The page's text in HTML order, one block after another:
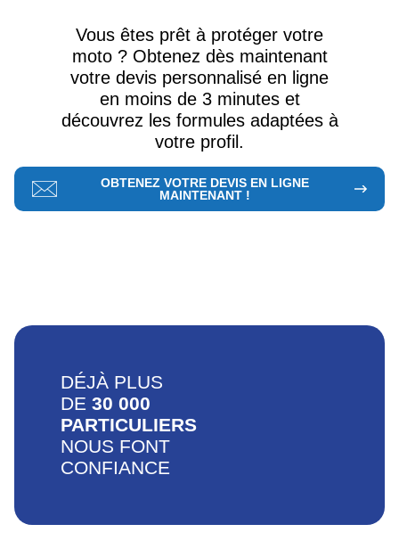
Vous êtes prêt à protéger votre
moto ? Obtenez dès maintenant
votre devis personnalisé en ligne
en moins de 3 minutes et
découvrez les formules adaptées à
votre profil.
OBTENEZ VOTRE DEVIS EN LIGNE
MAINTENANT !
DÉJÀ PLUS
DE 30 000
PARTICULIERS
NOUS FONT
CONFIANCE